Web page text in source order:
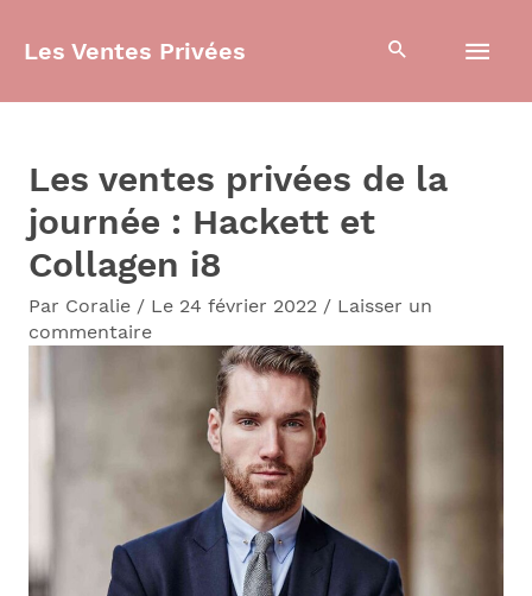
Les Ventes Privées
Les ventes privées de la
journée : Hackett et
Collagen i8
Par Coralie / Le 24 février 2022 / Laisser un
commentaire